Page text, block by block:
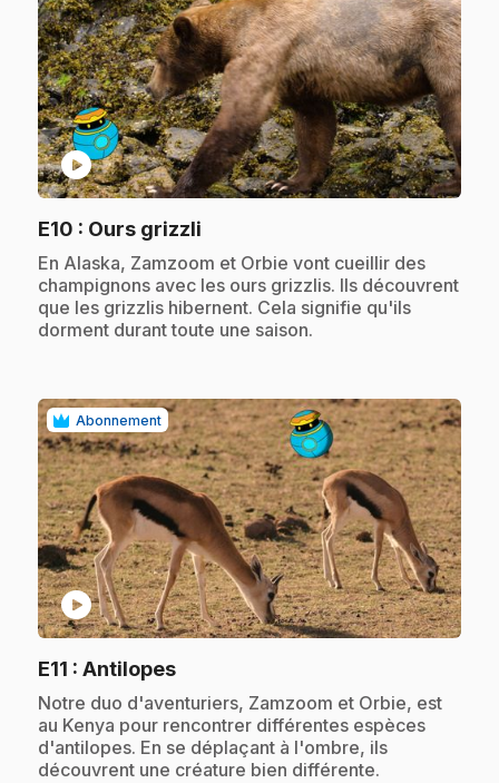
play_circle
E10 : Ours grizzli
.En Alaska, Zamzoom et Orbie vont cueillir des
champignons avec les ours grizzlis. Ils découvrent
que les grizzlis hibernent. Cela signifie qu'ils
dorment durant toute une saison.
Abonnement
play_circle
E11 : Antilopes.
.Notre duo d'aventuriers, Zamzoom et Orbie, est
au Kenya pour rencontrer différentes espèces
d'antilopes. En se déplaçant à l'ombre, ils
découvrent une créature bien différente.